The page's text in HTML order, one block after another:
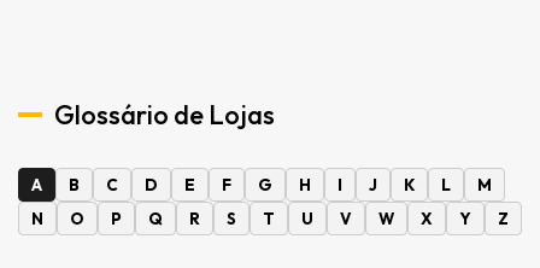
Glossário de Lojas
A B C D E F G H I J K L
M
N
O P Q R S T U V W X Y Z